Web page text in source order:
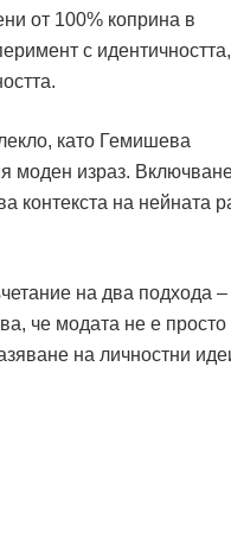
от 100% коприна в
с идентичността,
като Гемишева
моден израз.
контекста на нейната
на два подхода –
че модата не е просто
на личностни